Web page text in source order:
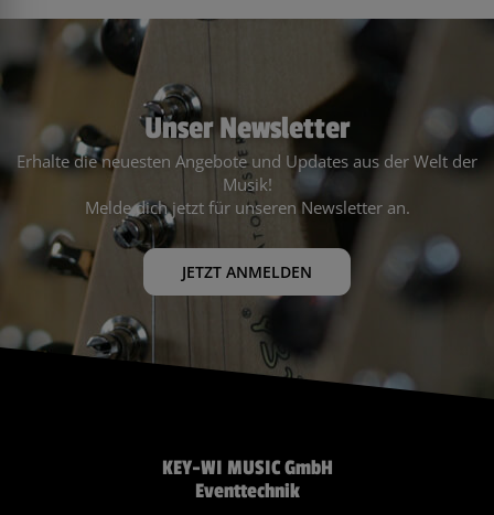
Unser Newsletter
Erhalte die neuesten Angebote und Updates aus der Welt der
Musik!
Melde dich jetzt für unseren Newsletter an.
JETZT ANMELDEN
KEY-WI MUSIC GmbH
Eventtechnik